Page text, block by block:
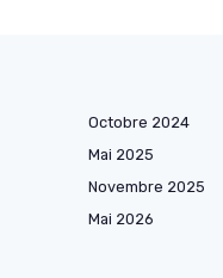
Octobre 2024
Mai 2025
Novembre 2025
Mai 2026